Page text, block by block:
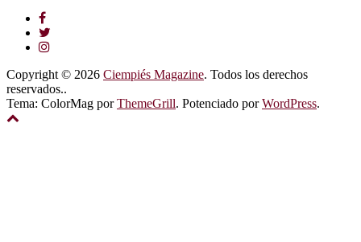
Copyright © 2026 Ciempiés Magazine. Todos los derechos
reservados..
Tema: ColorMag porThemeGrill. Potenciado porWordPress.